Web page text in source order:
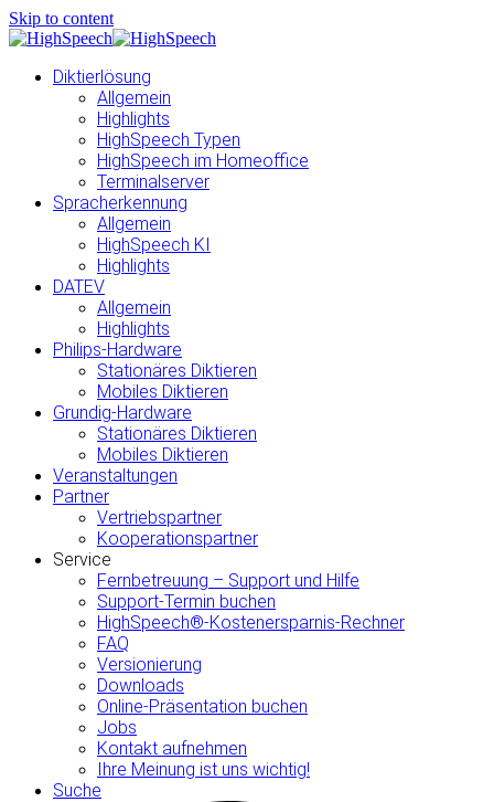
Skip to content
Diktierlösung
Allgemein
Highlights
HighSpeech Typen
HighSpeech im Homeoffice
Terminalserver
Spracherkennung
Allgemein
HighSpeech KI
Highlights
DATEV
Allgemein
Highlights
Philips-Hardware
Stationäres Diktieren
Mobiles Diktieren
Grundig-Hardware
Stationäres Diktieren
Mobiles Diktieren
Veranstaltungen
Partner
Vertriebspartner
Kooperationspartner
Service
Fernbetreuung – Support und Hilfe
Support-Termin buchen
HighSpeech®-Kostenersparnis-Rechner
FAQ
Versionierung
Downloads
Online-Präsentation buchen
Jobs
Kontakt aufnehmen
Ihre Meinung ist uns wichtig!
Suche